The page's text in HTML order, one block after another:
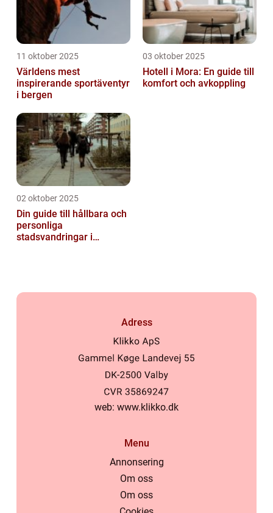
11 oktober 2025
Världens mest
inspirerande sportäventyr
i bergen
03 oktober 2025
Hotell i Mora: En guide till
komfort och avkoppling
02 oktober 2025
Din guide till hållbara och
personliga
stadsvandringar i
Adress
web: www.klikko.dk
Menu
Annonsering
Om oss
Om oss